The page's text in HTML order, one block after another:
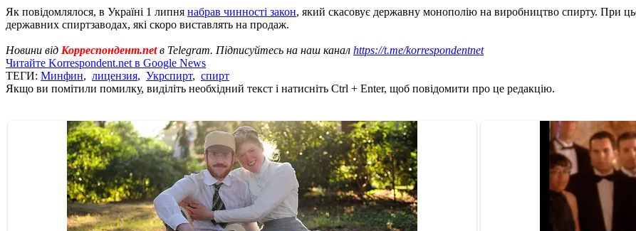
Як повідомлялося, в Україні 1 липня набрав чинності закон, який скасовує державну монополію на виробництво спирту. При
державних спиртзаводах, які скоро виставлять на продаж.
Новини від Корреспондент.netв Telegram. Підписуйтесь на наш канал https://t.me/korrespondentnet
Читайте Korrespondent.net в Google News
ТЕГИ: Минфин, лицензия, Укрспирт, спирт
Якщо ви помітили помилку, виділіть необхідний текст і натисніть Ctrl + Enter, щоб повідомити про це редакцію.